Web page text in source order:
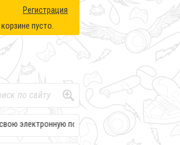
Регистрация
пусто.
почту. Там будет вся необходимая